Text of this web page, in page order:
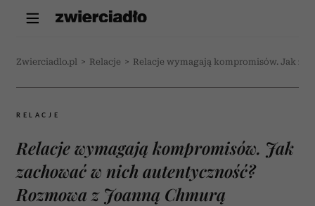
Zwierciadlo.pl > Relacje > Relacje wymagają kompromisów. Jak
RELACJE
Relacje wymagają kompromisów. Jak
zachować w nich autentyczność?
Rozmowa z Joanną Chmurą